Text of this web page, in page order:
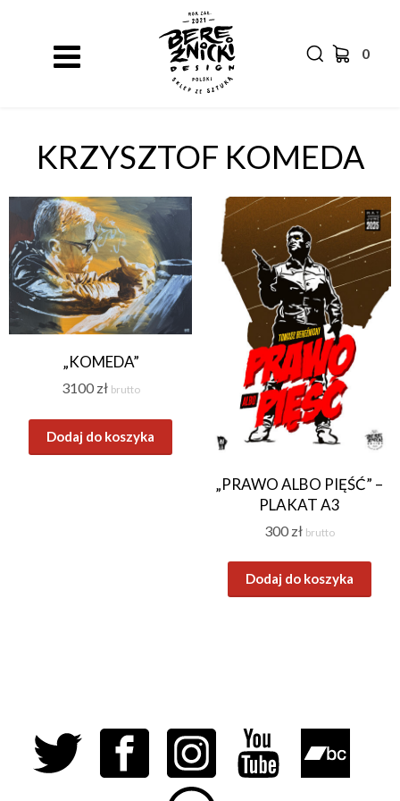
0
KRZYSZTOF KOMEDA
„KOMEDA”
3100 zł brutto
Dodaj do koszyka
„PRAWO ALBO PIĘŚĆ” –
PLAKAT A3
300 zł brutto
Dodaj do koszyka